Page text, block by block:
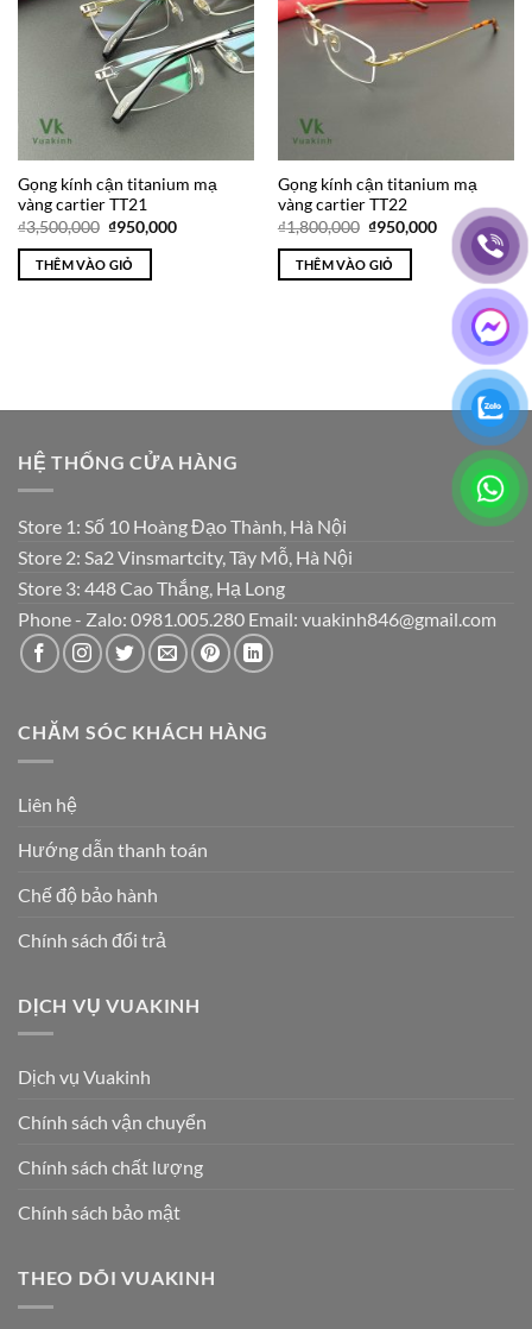
Gọng kính cận titanium mạ
vàng cartier TT21
₫3,500,000 Giá
là:
₫3,500,000.
₫950,000Giá
THÊM VÀO GIỎ
Gọng kính cận titanium mạ
vàng cartier TT22
₫1,800,000 Giá
là:
₫1,800,000.
₫950,000Giá
hiện
tại
₫950,000.
THÊM VÀO GIỎ
HỆ THỐNG CỬA HÀNG
Store 1: Số 10 Hoàng Đạo Thành, Hà Nội
Store 2: Sa2 Vinsmartcity, Tây Mỗ, Hà Nội
Store 3: 448 Cao Thắng, Hạ Long
Phone - Zalo: 0981.005.280 Email: vuakinh846@gmail.com
CHĂM SÓC KHÁCH HÀNG
Liên hệ
Hướng dẫn thanh toán
Chế độ bảo hành
Chính sách đổi trả
DỊCH VỤ VUAKINH
Dịch vụ Vuakinh
Chính sách vận chuyển
Chính sách chất lượng
Chính sách bảo mật
THEO DÕI VUAKINH